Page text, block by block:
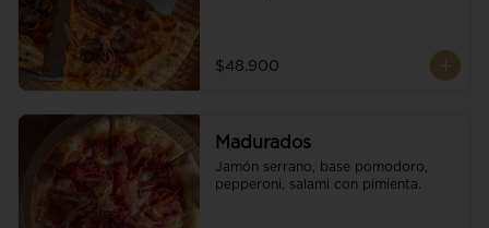
$48.900
Madurados
Jamón serrano, base pomodoro,
pepperoni, salami con pimienta.